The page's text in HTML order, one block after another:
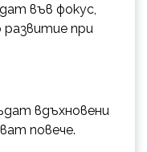
във фокус,
при
вдъхновени
повече.